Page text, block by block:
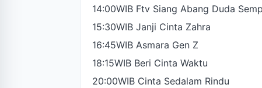
14:00WIB Ftv Siang Abang Duda
15:30WIB Janji Cinta Zahra
16:45WIB Asmara Gen Z
18:15WIB Beri Cinta Waktu
20:00WIB Cinta Sedalam Rindu